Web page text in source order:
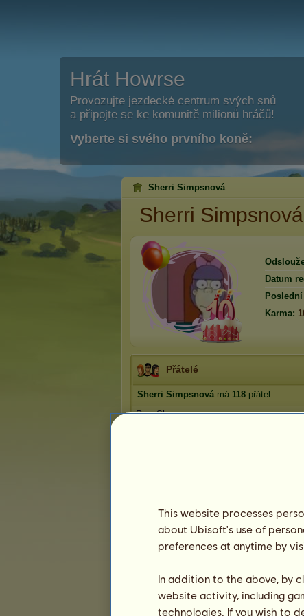
Hrát Howrse
Provozujte jezdecké centrum svých snů
a připojte se ke komunitě milionů hráčů!
Vyberte si svého prvního koně:
Sherri Simpsnová
Sherri Simpsnová
Datum
Karma:
Přátelé
Sherri Simpsnová má 118 přátel:
RoseSharp
Trofeje
This website processes
about Ubisoft's use of
preferences at anytime by
In addition to the above, by
website activity, including
technologies. If you wish to